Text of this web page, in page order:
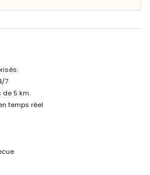
Xàbia (à moins de 5 kilomètres de
(à moins de 100 kilomètres de la
proche : Valence (> 100 kilomètres)
aux familles avec enfants
dans le prix de location de la villa
d'urgence 24h/24
7
5 km.
temps réel